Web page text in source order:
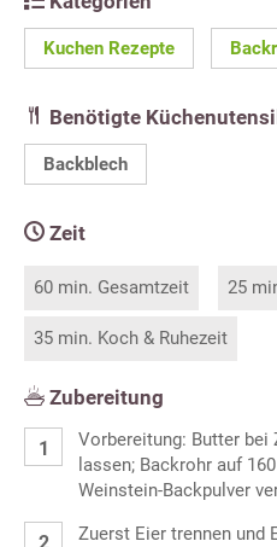
Kuchen Rezepte
Benötigte
Backblech
Zeit
60 min. Gesamtzeit 25
35 min. Koch & Ruhezeit
Zubereitung
Vorbereitung: Butter
lassen; Backrohr auf
Weinstein-Backpulver
Zuerst Eier trennen und